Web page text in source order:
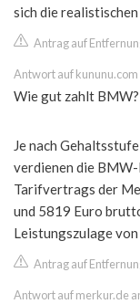
sich die
Antrag auf
Antwort auf kununu.com
Wie gut zahlt BMW?
Je nach
verdienen die
Tarifvertrags der
und 5819 Euro
Leistungszulage
Antrag auf
Antwort auf merkur.de